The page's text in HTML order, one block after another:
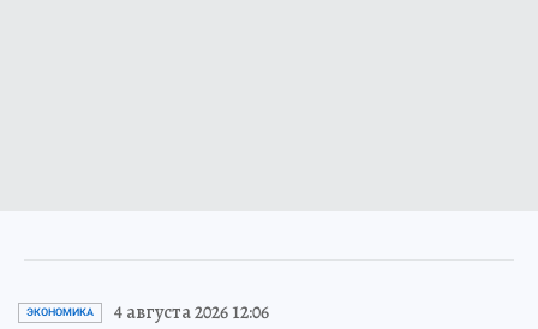
ЭКОНОМИКА 4 августа 2026 12:06